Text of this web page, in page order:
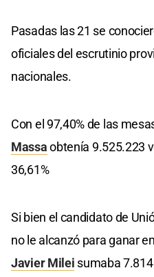
Pasadas las 21 se
oficiales del escrutinio
nacionales.
Con el 97,40% de las
Massaobtenía 9.525.223
36,61%
Si bien el candidato de
no le alcanzó para ganar
Javier Milei sumaba